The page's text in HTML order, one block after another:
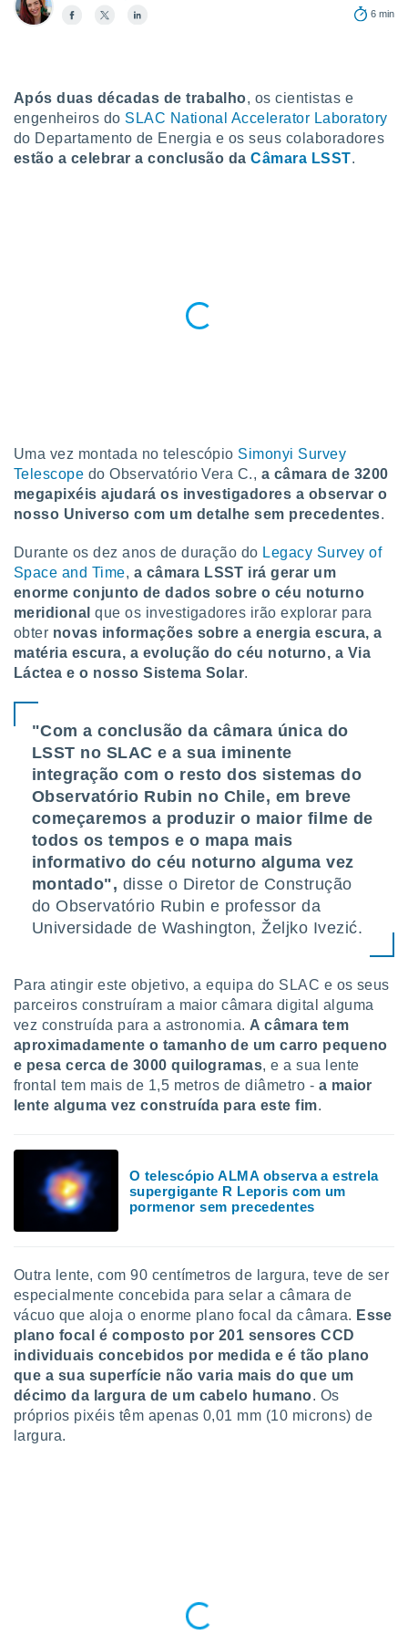
lhe
e
nossa
e
a
a
site
caso,
de que
para
não
cookies
o
ou
Pode
de
ao
nós e
únicos
para
e
como a
sitio
IP e
possam
com
seu
ou opor-
qualquer
em “
na
6 min
Após duas décadas de trabalho, os cientistas e
engenheiros do SLAC National Accelerator Laboratory
do Departamento de Energia e os seus colaboradores
estão a celebrar a conclusão daCâmara LSST.
Uma vez montada no telescópio Simonyi Survey
Telescope do Observatório Vera C., a câmara de 3200
megapixéis ajudará os investigadores a observar o
nosso Universo com um detalhe sem precedentes.
Durante os dez anos de duração do Legacy Survey of
Space and Time, a câmara LSST irá gerar um
enorme conjunto de dados sobre o céu noturno
meridionalque os investigadores irão explorar para
obter novas informações sobre a energia escura, a
matéria escura, a evolução do céu noturno, a Via
Láctea e o nosso Sistema Solar.
"Com a conclusão da câmara única do
LSST no SLAC e a sua iminente
integração com o resto dos sistemas do
Observatório Rubin no Chile, em breve
começaremos a produzir o maior filme de
todos os tempos e o mapa mais
informativo do céu noturno alguma vez
montado", disse o Diretor de Construção
do Observatório Rubin e professor da
Universidade de Washington, Željko Ivezić.
Para atingir este objetivo, a equipa do SLAC e os seus
parceiros construíram a maior câmara digital alguma
vez construída para a astronomia. A câmara tem
aproximadamente o tamanho de um carro pequeno
e pesa cerca de 3000 quilogramas, e a sua lente
frontal tem mais de 1,5 metros de diâmetro - a maior
lente alguma vez construída para este fim.
O telescópio ALMA observa a estrela
supergigante R Leporis com um
pormenor sem precedentes
Outra lente, com 90 centímetros de largura, teve de ser
especialmente concebida para selar a câmara de
vácuo que aloja o enorme plano focal da câmara. Esse
plano focal é composto por 201 sensores CCD
individuais concebidos por medida e é tão plano
que a sua superfície não varia mais do que um
décimo da largura de um cabelo humano. Os
próprios pixéis têm apenas 0,01 mm (10 microns) de
largura.